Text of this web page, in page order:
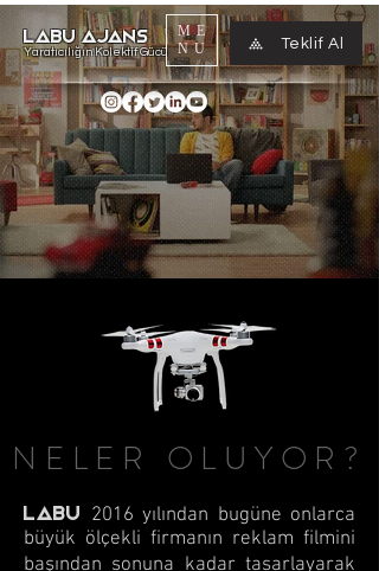
ME
NU
Teklif Al
LABU AJANS
Yaratıcılığın Kolektif Gücü
NELER OLUYOR?
LABU
2016 yılından bugüne onlarca
büyük ölçekli firmanın reklam filmini
başından sonuna kadar tasarlayarak